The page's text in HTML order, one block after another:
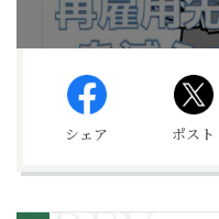
シェア ポスト